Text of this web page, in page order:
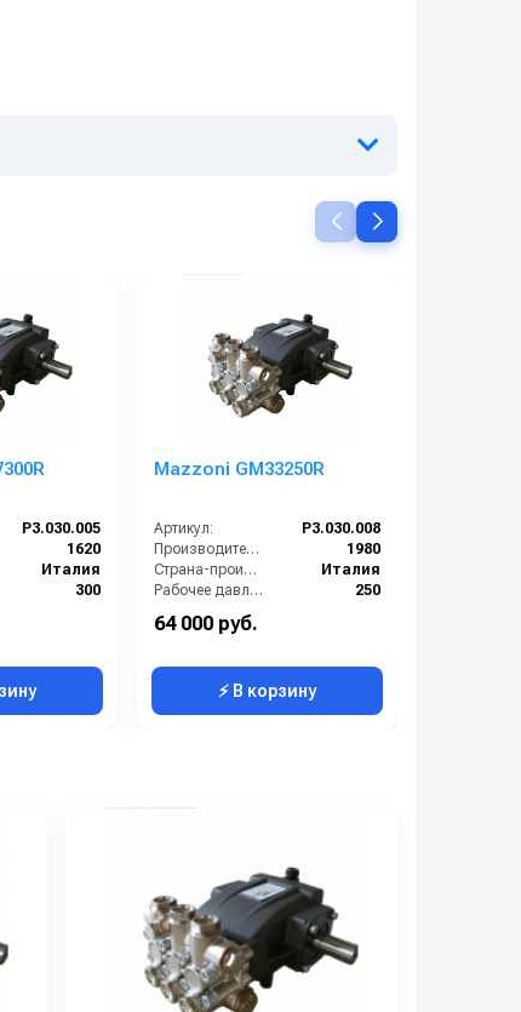
P3.030.005
1620
Италия
300
Mazzoni GM33250R
Артикул:
P3.030.008
Производительность (л/ч):
1980
Страна-производитель:
Италия
Рабочее давление (бар):
250
Мощность (кВт):
Масса (кг):
64 000 руб.
⚡ В корзину